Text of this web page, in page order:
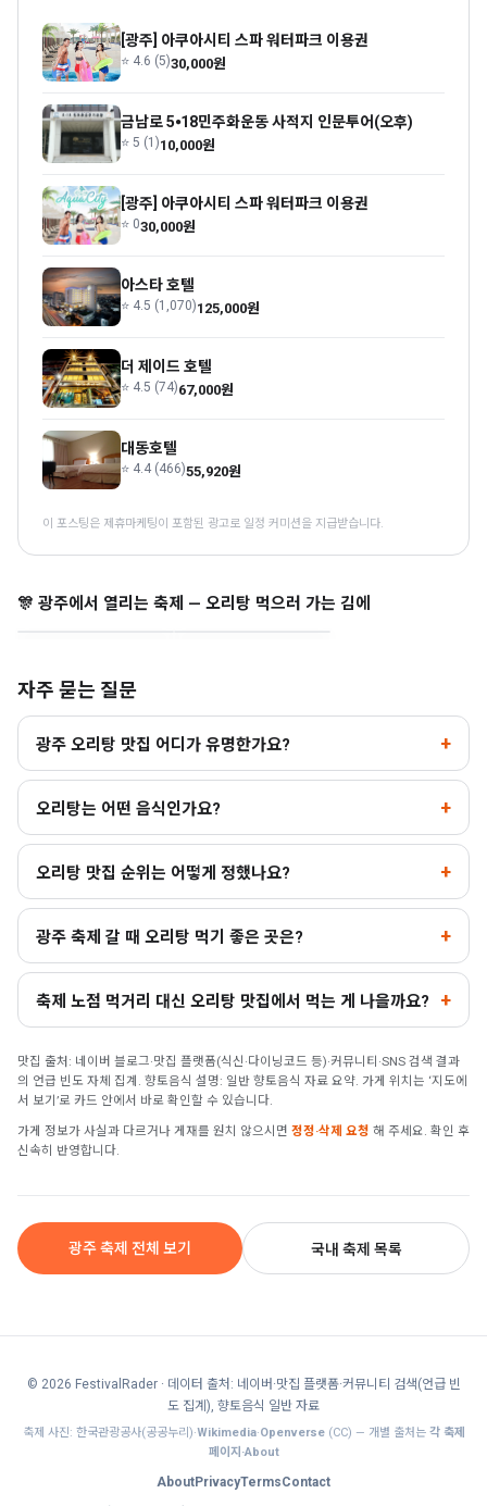
[광주] 아쿠아시티 스파 워터파크 이용권
⭐ 4.6 (5)30,000원
금남로 5⦁18민주화운동 사적지 인문투어(오후)
⭐ 5 (1)10,000원
[광주] 아쿠아시티 스파 워터파크 이용권
⭐ 030,000원
아스타 호텔
⭐ 4.5 (1,070)125,000원
더 제이드 호텔
⭐ 4.5 (74)67,000원
대동호텔
⭐ 4.4 (466)55,920원
이 포스팅은 제휴마케팅이 포함된 광고로 일정 커미션을 지급받습니다.
🎊 광주에서 열리는 축제 — 오리탕 먹으러 가는 김에
광주 추억의 충장축제
동구 · 10.7~10.11
광주김치축제
서구 · 10.23~10.25
자주 묻는 질문
광주 오리탕 맛집 어디가 유명한가요?
오리탕는 어떤 음식인가요?
오리탕 맛집 순위는 어떻게 정했나요?
광주 축제 갈 때 오리탕 먹기 좋은 곳은?
축제 노점 먹거리 대신 오리탕 맛집에서 먹는 게 나을까요?
맛집 출처: 네이버 블로그·맛집 플랫폼(식신·다이닝코드 등)·커뮤니티·SNS 검색 결과
의 언급 빈도 자체 집계. 향토음식 설명: 일반 향토음식 자료 요약. 가게 위치는 ‘지도에
서 보기’로 카드 안에서 바로 확인할 수 있습니다.
가게 정보가 사실과 다르거나 게재를 원치 않으시면 정정·삭제 요청 해 주세요. 확인 후
신속히 반영합니다.
광주 축제 전체 보기 국내 축제 목록
© 2026 FestivalRader · 데이터 출처: 네이버·맛집 플랫폼·커뮤니티 검색(언급 빈
도 집계), 향토음식 일반 자료
축제 사진: 한국관광공사(공공누리)·Wikimedia·Openverse(CC) — 개별 출처는 각 축제
페이지·About
AboutPrivacyTermsContact